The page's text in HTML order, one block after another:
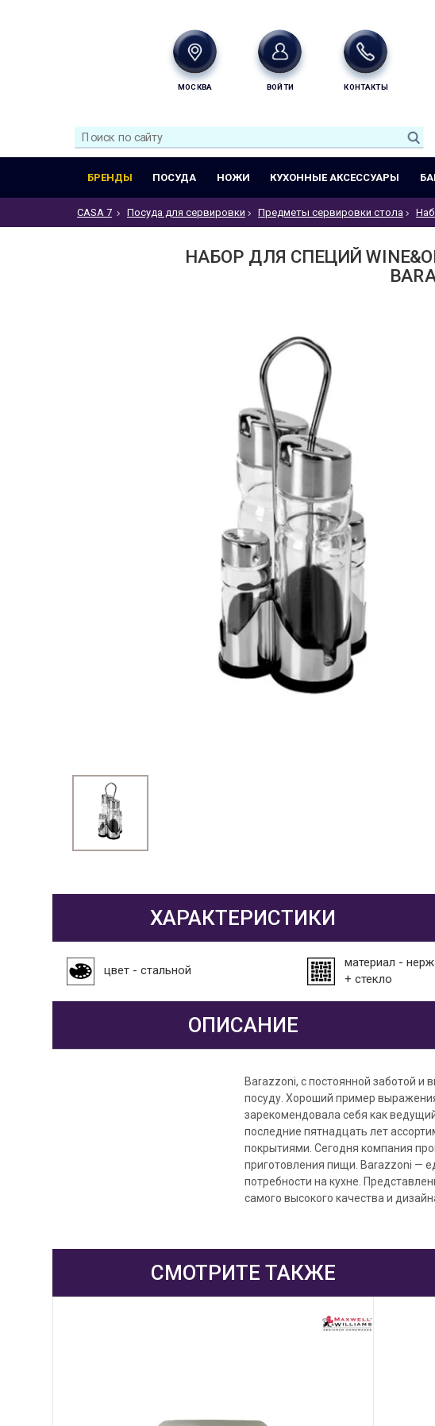
МОСКВА ВОЙТИ КОНТАКТЫ
БРЕНДЫ ПОСУДА НОЖИ КУХОННЫЕ АКСЕССУАРЫ
CASA 7 Посуда для сервировки Предметы сервировки стола
НАБОР ДЛЯ СПЕЦИЙ
ХАРАКТЕРИСТИКИ
цвет - стальной
материал -
+ стекло
ОПИСАНИЕ
Barazzoni, с постоянной заботой
посуду. Хороший пример
зарекомендовала себя как
последние пятнадцать лет
покрытиями. Сегодня компания
приготовления пищи. Barazzoni —
потребности на кухне.
самого высокого качества и
СМОТРИТЕ ТАКЖЕ